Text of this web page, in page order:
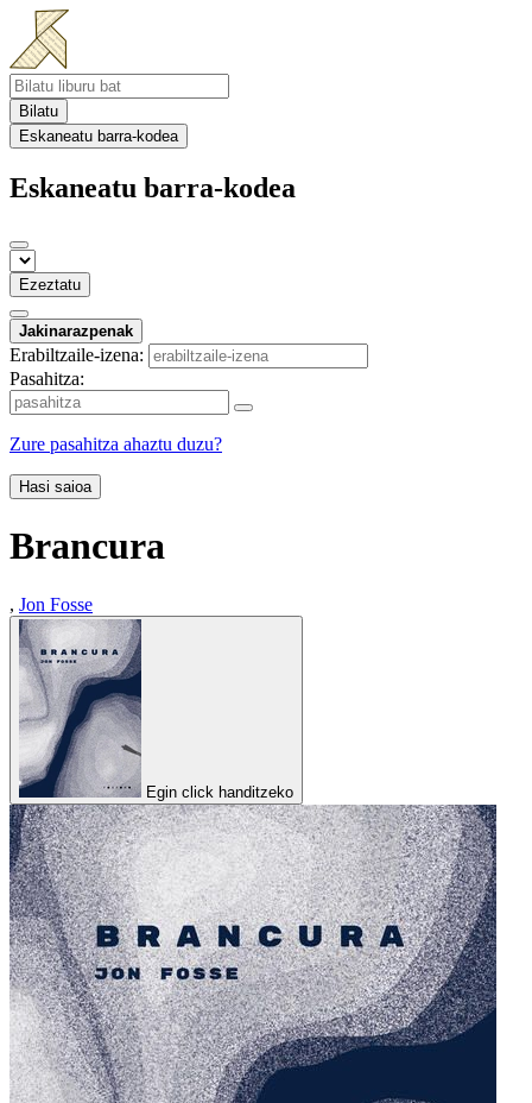
Bilatu
Eskaneatu barra-kodea
Eskaneatu barra-kodea
Ezeztatu
Jakinarazpenak
Erabiltzaile-izena:
Pasahitza:
Zure pasahitza ahaztu duzu?
Hasi saioa
Brancura
, Jon Fosse
Egin click handitzeko